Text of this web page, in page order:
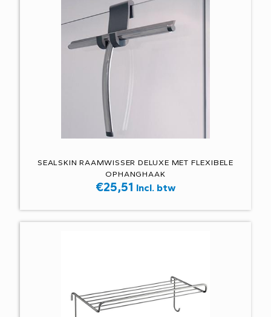
SEALSKIN RAAMWISSER DELUXE MET FLEXIBELE
OPHANGHAAK
€25,51 Incl. btw